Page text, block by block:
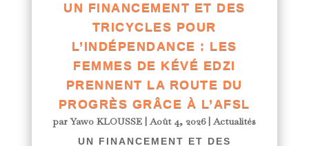
UN FINANCEMENT ET DES
TRICYCLES POUR
L’INDÉPENDANCE : LES
FEMMES DE KÉVÉ EDZI
PRENNENT LA ROUTE DU
PROGRÈS GRÂCE À L’AFSL
parYawo KLOUSSE |Août 4, 2026|Actualités
UN FINANCEMENT ET DES